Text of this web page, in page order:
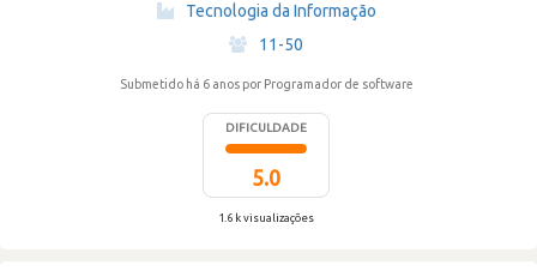
Tecnologia da Informação
·
11-50
Submetido há 6 anos por Programador de software
DIFICULDADE
5.0
1.6 k visualizações